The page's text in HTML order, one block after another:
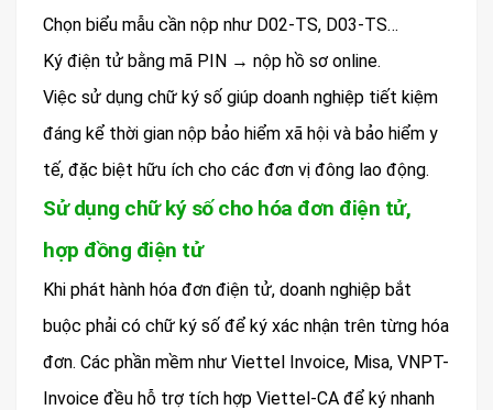
Chọn biểu mẫu cần nộp như D02-TS, D03-TS…
Ký điện tử bằng mã PIN → nộp hồ sơ online.
Việc sử dụng chữ ký số giúp doanh nghiệp tiết kiệm
đáng kể thời gian nộp bảo hiểm xã hội và bảo hiểm y
tế, đặc biệt hữu ích cho các đơn vị đông lao động.
Sử dụng chữ ký số cho hóa đơn điện tử,
hợp đồng điện tử
Khi phát hành hóa đơn điện tử, doanh nghiệp bắt
buộc phải có chữ ký số để ký xác nhận trên từng hóa
đơn. Các phần mềm như Viettel Invoice, Misa, VNPT-
Invoice đều hỗ trợ tích hợp Viettel-CA để ký nhanh